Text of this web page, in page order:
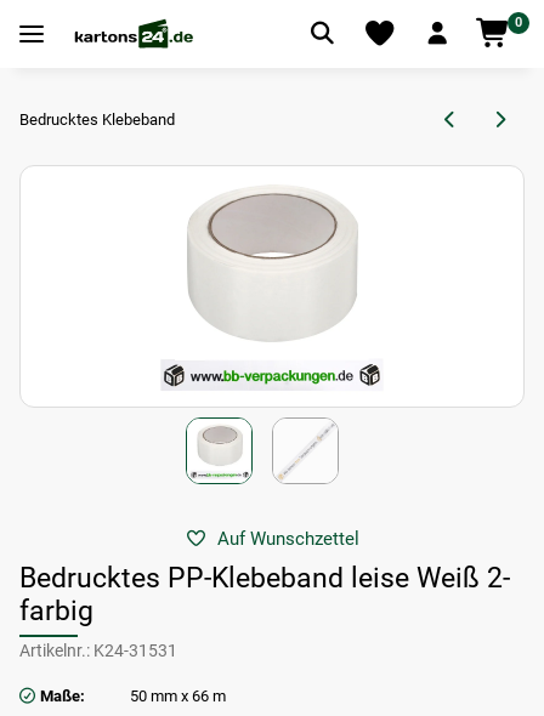
0
Bedrucktes Klebeband
Auf Wunschzettel
Bedrucktes PP-Klebeband leise Weiß 2-
farbig
Artikelnr.: K24-31531
Maße:
50 mm x 66 m